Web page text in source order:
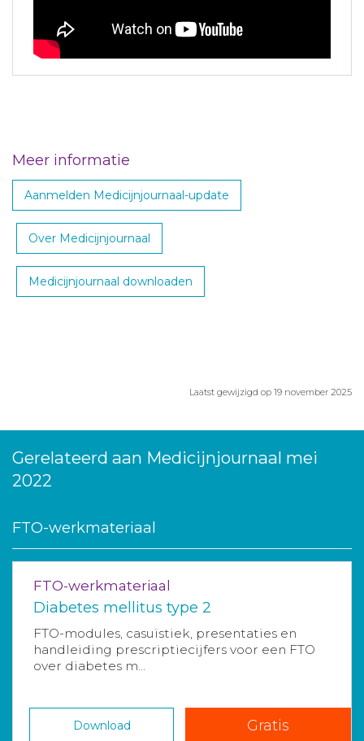
Meer informatie
Aanmelden Medicijnjournaal-update
Over Medicijnjournaal
Medicijnjournaal downloaden
Laatst gewijzigd op 19 november 2025
Gerelateerd aan Medicijnjournaal mei
2022
FTO-werkmateriaal
FTO-werkmateriaal
Diabetes mellitus type 2
FTO-modules, casuïstiek, presentaties en
handleiding prescriptiecijfers voor een FTO
over diabetes m...
Download Gratis